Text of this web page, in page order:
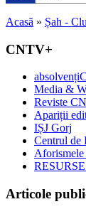
Acasă » Șah -
CNTV+
Media &
Reviste
Apariții
IȘJ Gorj
Centrul de
Articole